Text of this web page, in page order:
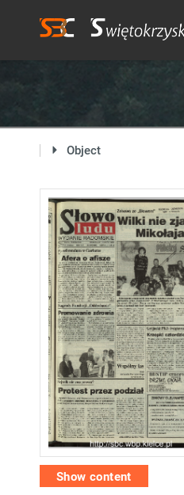
Object
Show content